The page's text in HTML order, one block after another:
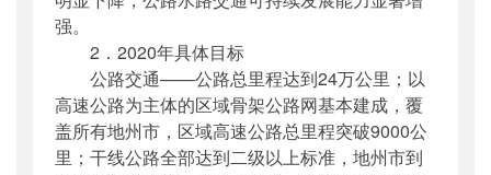
强。
2．2020年具体目标
公路交通——公路总里程达到24万公里；以
高速公路为主体的区域骨架公路网基本建成，覆
盖所有地州市，区域高速公路总里程突破9000公
里；干线公路全部达到二级以上标准，地州市到